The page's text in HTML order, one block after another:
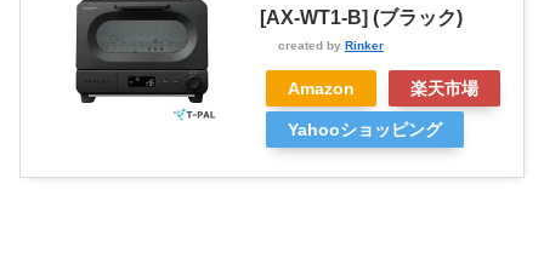
[AX-WT1-B] (ブラック)
created by Rinker
Amazon 楽天市場
Yahooショッピング